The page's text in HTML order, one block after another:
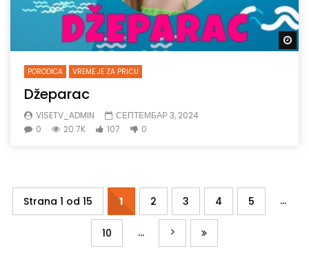
PORODICA VREME JE ZA PRIČU
Džeparac
VISETV_ADMIN
СЕПТЕМБАР 3, 2024
0
20.7K 107 0
Strana 1 od 15 1 2 3 4 5 ...
10 ...